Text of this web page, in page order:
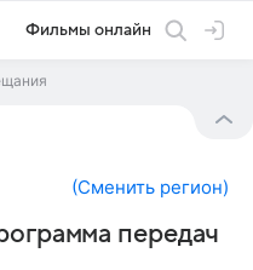
Фильмы онлайн
(Сменить регион)
передач